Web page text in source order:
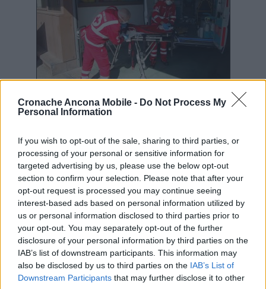
Cronache Ancona Mobile - Do Not Process My
Personal Information
If you wish to opt-out of the sale, sharing to third parties, or
processing of your personal or sensitive information for
targeted advertising by us, please use the below opt-out
section to confirm your selection. Please note that after your
opt-out request is processed you may continue seeing
interest-based ads based on personal information utilized by
us or personal information disclosed to third parties prior to
your opt-out. You may separately opt-out of the further
disclosure of your personal information by third parties on the
IAB’s list of downstream participants. This information may
also be disclosed by us to third parties on the IAB’s List of
Downstream Participants that may further disclose it to other
Il direttore Caporossi ha ribadito che la
struttura ospedaliera di Torrette «si sta
se si manifesteranno. Siamo un ospedale
cangiante, in continua trasformazione. Non
c’è più il reparto fisso di una volta, c’è una
organizzazione che muta rapidamente,
secondo le esigenze, per assicurare una
risposta specifica ai problemi affidatici, in
particolare la rianimazione con il supporto
ecmo (insufficienza respiratoria grave) e
infettivologia. Tutta la palazzina delle
malattie infettive, inoltre, è interessata da
una trasformazione che ci porterà ad avere un